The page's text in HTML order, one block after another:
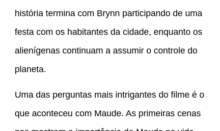
história termina com Brynn participando de uma
festa com os habitantes da cidade, enquanto os
alienígenas continuam a assumir o controle do
planeta.
Uma das perguntas mais intrigantes do filme é o
que aconteceu com Maude. As primeiras cenas